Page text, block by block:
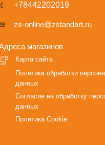
+78442202019
zs-online@zstandart.ru
магазинов
Карта сайта
Политика обработки
данных
Согласие на обработку
данных
Политика Cookie